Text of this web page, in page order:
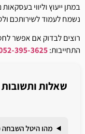
במתן ייעוץ וליווי
נשמח לעמוד לשירותכם
רוצים לבדוק אם אפשר
התחייבות: 395-3625
שאלות
מהו היטל השבחה